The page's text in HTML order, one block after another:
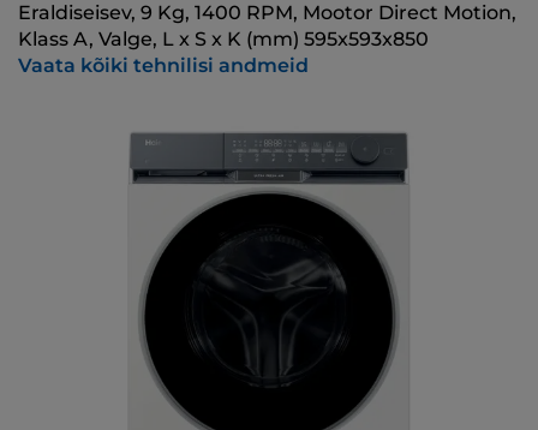
Eraldiseisev, 9 Kg, 1400 RPM, Mootor Direct Motion,
Klass A, Valge, L x S x K (mm) 595x593x850
Vaata kõiki tehnilisi andmeid